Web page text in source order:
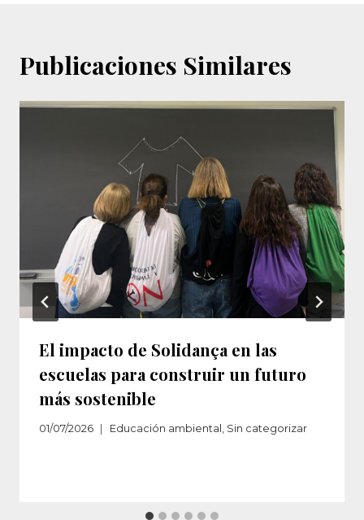
Publicaciones Similares
El impacto de Solidança en las
escuelas para construir un futuro
más sostenible
01/07/2026 Educación ambiental , Sin categorizar